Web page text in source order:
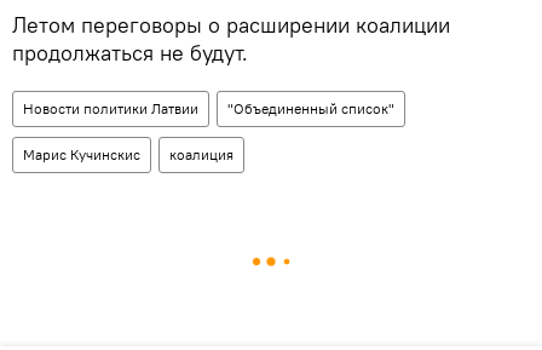
Летом переговоры о расширении коалиции
продолжаться не будут.
Новости политики Латвии "Объединенный список"
Марис Кучинскис коалиция